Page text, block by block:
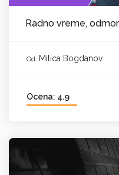
Radno vreme,
Od: Milica Bogdanov
Ocena: 4.9